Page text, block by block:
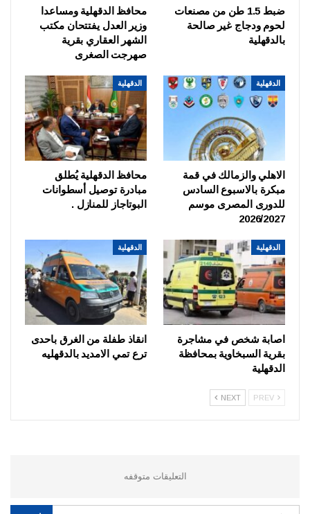
ضبط 1.5 طن من مصنعات
لحوم ودجاج غير صالحة
بالدقهلية
محافظ الدقهلية ومساعدا
وزير العدل يفتتحان مكتب
الشهر العقاري بقرية
صهرجت الصغرى
الدقهلية
الاهلي والزمالك في قمة
مبكرة بالاسبوع السادس
للدورى المصرى موسم
2026/2027
الدقهلية
محافظ الدقهلية يُطلق
مبادرة توصيل أسطوانات
البوتاجاز للمنازل .
الدقهلية
اصابة شخص في مشاجرة
بقرية السبخاوية بمحافظة
الدقهلية
الدقهلية
انقاذ طفلة من الغرق باحدى
ترع تمي الامديد بالدقهليه
NEXT
التعليقات متوقفه